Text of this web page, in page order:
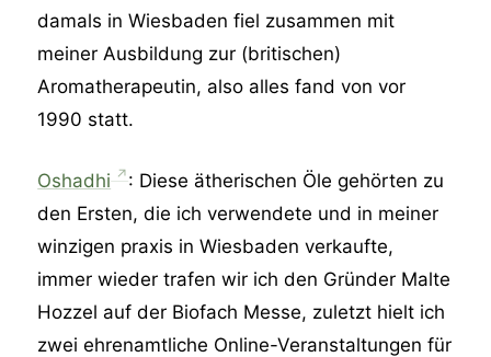
damals in Wiesbaden fiel zusammen mit
meiner Ausbildung zur (britischen)
Aromatherapeutin, also alles fand von vor
1990 statt.
Oshadhi
: Diese ätherischen Öle gehörten zu
den Ersten, die ich verwendete und in meiner
winzigen praxis in Wiesbaden verkaufte,
immer wieder trafen wir ich den Gründer Malte
Hozzel auf der Biofach Messe, zuletzt hielt ich
zwei ehrenamtliche Online-Veranstaltungen für